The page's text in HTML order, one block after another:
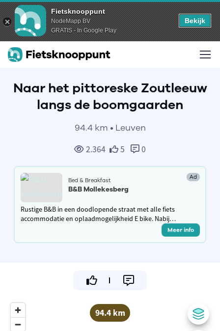
Fietsknooppunt
NodeMapp BV
GRATIS - In Google Play
Bekijk
Naar het pittoreske Zoutleeuw
langs de boomgaarden
94.4 km • Leuven
2.364 5 0
Bed & Breakfast Ad
B&B Mollekesberg
Rustige B&B in een doodlopende straat met alle fiets
accommodatie en oplaadmogelijkheid E bike. Nabij
Meer info
94.4 km